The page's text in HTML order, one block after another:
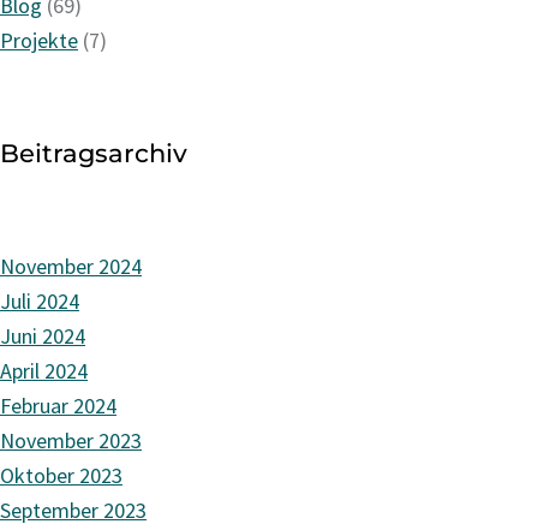
Blog (69)
Projekte (7)
Beitragsarchiv
November 2024
Juli 2024
Juni 2024
April 2024
Februar 2024
November 2023
Oktober 2023
September 2023